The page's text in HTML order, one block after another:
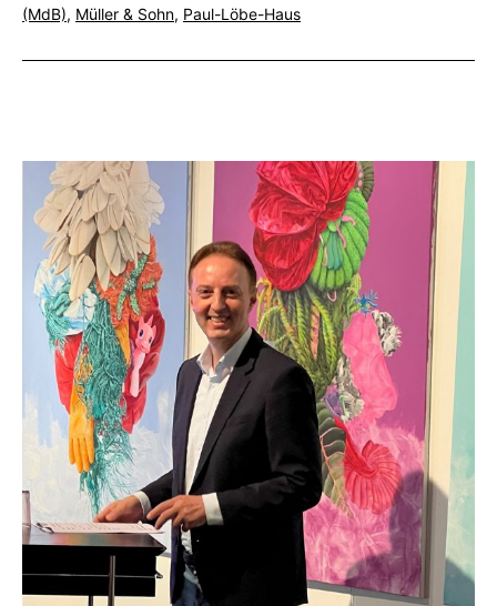
(MdB), Müller & Sohn, Paul-Löbe-Haus